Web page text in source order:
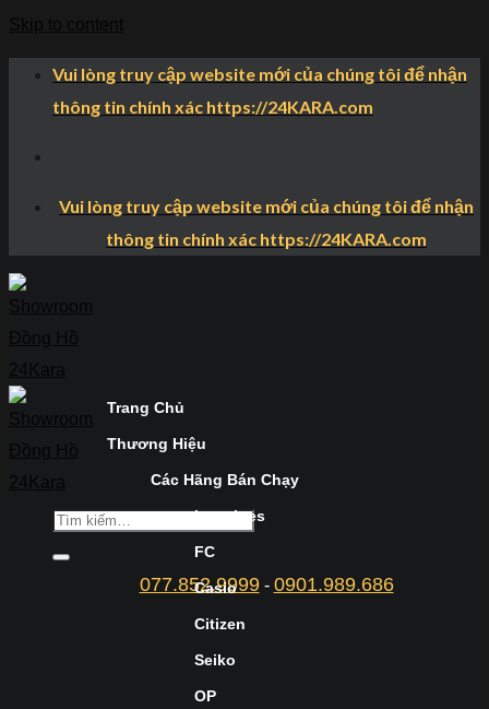
Vui lòng truy cập website mới của chúng tôi để nhận
thông tin chính xác https://24KARA.com
Vui lòng truy cập website mới của chúng tôi để nhận
thông tin chính xác https://24KARA.com
077.852.9999- 0901.989.686
Trang Chủ
Thương Hiệu
Các Hãng Bán Chạy
Longines
FC
Casio
Citizen
Seiko
OP